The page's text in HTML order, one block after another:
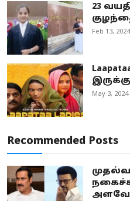
23
Feb 13, 2024
May 3, 2024
Recommended Posts
அளவே